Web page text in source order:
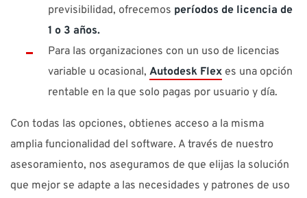
previsibilidad, ofrecemos períodos de licencia de
1 o 3 años.
Para las organizaciones con un uso de licencias
variable u ocasional, Autodesk Flex es una opción
rentable en la que solo pagas por usuario y día.
Con todas las opciones, obtienes acceso a la misma
amplia funcionalidad del software. A través de nuestro
asesoramiento, nos aseguramos de que elijas la solución
que mejor se adapte a las necesidades y patrones de uso